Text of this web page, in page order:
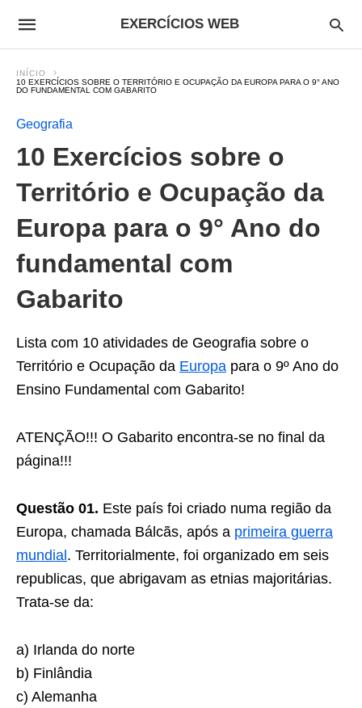
EXERCÍCIOS WEB
INÍCIO
10 EXERCÍCIOS SOBRE O TERRITÓRIO E OCUPAÇÃO DA EUROPA PARA O 9° ANO
DO FUNDAMENTAL COM GABARITO
Geografia
10 Exercícios sobre o
Território e Ocupação da
Europa para o 9° Ano do
fundamental com
Gabarito
Lista com 10 atividades de Geografia sobre o
Território e Ocupação da Europa para o 9º Ano do
Ensino Fundamental com Gabarito!
ATENÇÃO!!! O Gabarito encontra-se no final da
página!!!
Questão 01. Este país foi criado numa região da
Europa, chamada Bálcãs, após a primeira guerra
mundial . Territorialmente, foi organizado em seis
republicas, que abrigavam as etnias majoritárias.
Trata-se da:
a) Irlanda do norte
b) Finlândia
c) Alemanha